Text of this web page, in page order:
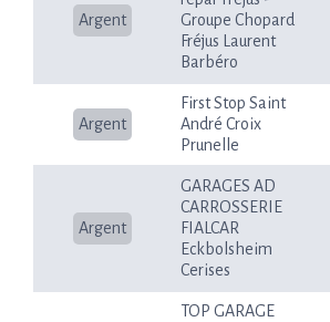
Argent
Groupe Chopard
Fréjus Laurent
Barbéro
Argent
First Stop Saint
André Croix
Prunelle
Argent
GARAGES AD
CARROSSERIE
FIALCAR
Eckbolsheim
Cerises
TOP GARAGE